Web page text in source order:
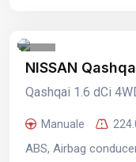
NISSAN
Qashqai 1.6 dCi
Manuale
ABS, Airbag